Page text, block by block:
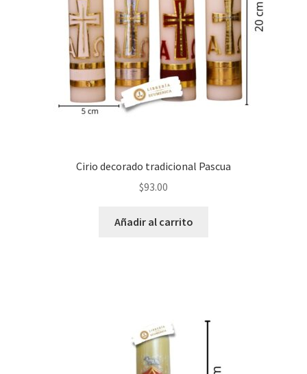
Cirio decorado tradicional Pascua
$93.00
Añadir al carrito